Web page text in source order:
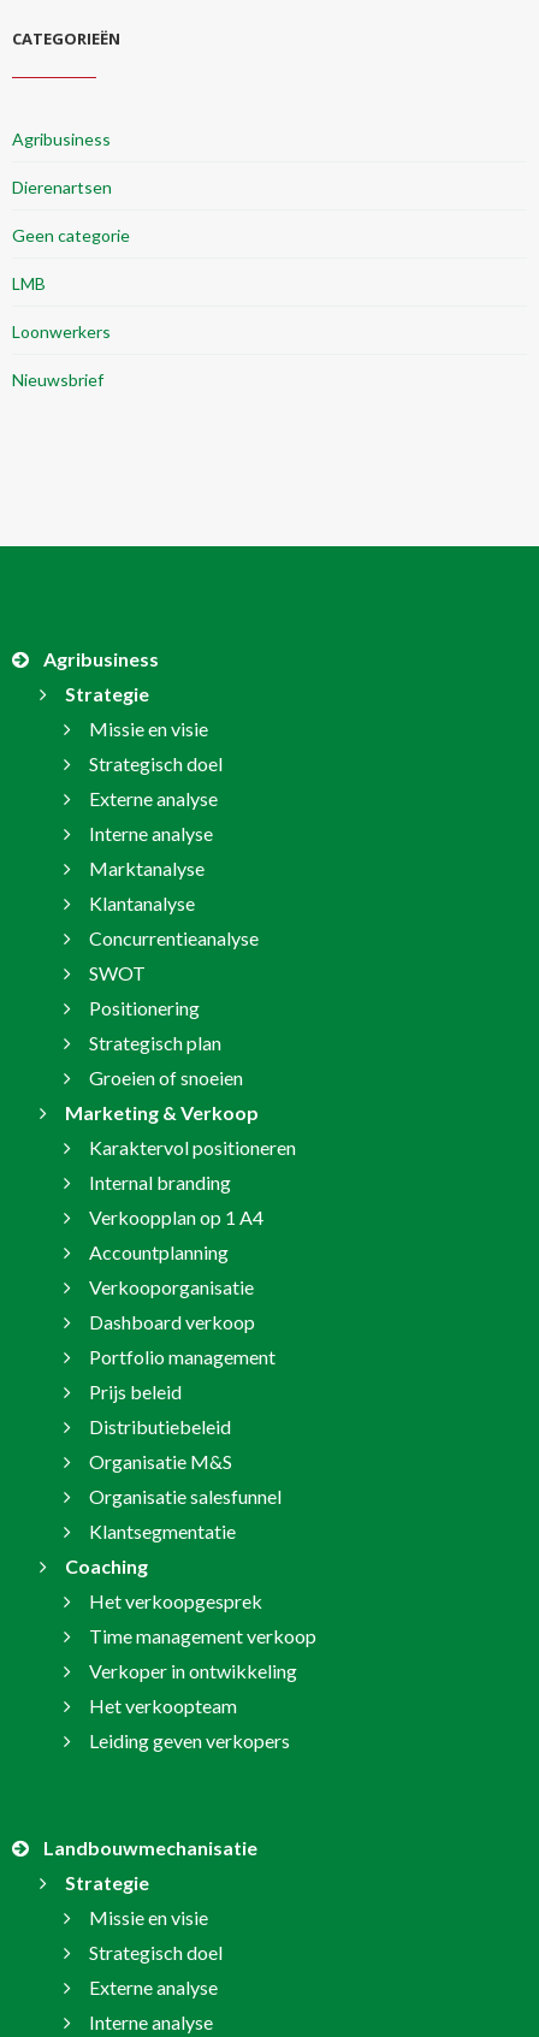
CATEGORIEËN
Agribusiness
Dierenartsen
Geen categorie
LMB
Loonwerkers
Nieuwsbrief
Agribusiness
Strategie
Missie en visie
Strategisch doel
Externe analyse
Interne analyse
Marktanalyse
Klantanalyse
Concurrentieanalyse
SWOT
Positionering
Strategisch plan
Groeien of snoeien
Marketing & Verkoop
Karaktervol positioneren
Internal branding
Verkoopplan op 1 A4
Accountplanning
Verkooporganisatie
Dashboard verkoop
Portfolio management
Prijs beleid
Distributiebeleid
Organisatie M&S
Organisatie salesfunnel
Klantsegmentatie
Coaching
Het verkoopgesprek
Time management verkoop
Verkoper in ontwikkeling
Het verkoopteam
Leiding geven verkopers
Landbouwmechanisatie
Strategie
Missie en visie
Strategisch doel
Externe analyse
Interne analyse